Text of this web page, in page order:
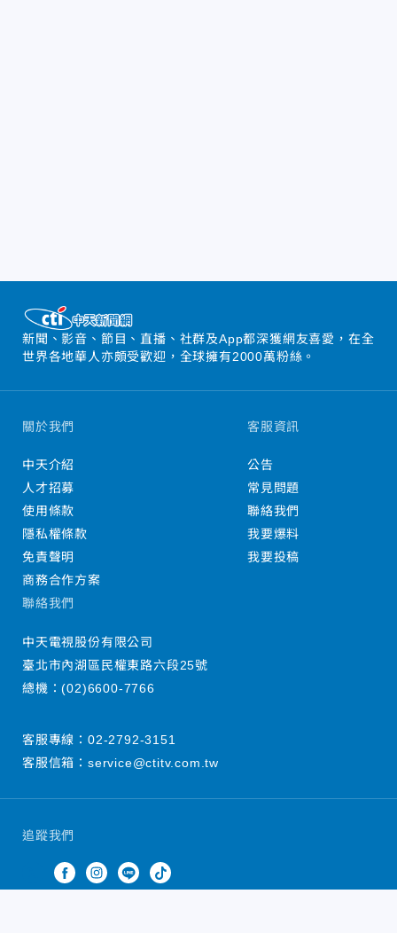
新聞、影音、節目、直播、社群及App都深獲網友喜愛，在全
世界各地華人亦頗受歡迎，全球擁有2000萬粉絲。
追蹤我們
關於我們
中天介紹
人才招募
使用條款
隱私權條款
免責聲明
商務合作方案
客服資訊
公告
常見問題
聯絡我們
我要爆料
我要投稿
聯絡我們
中天電視股份有限公司
臺北市內湖區民權東路六段25號
總機：(02)6600-7766
客服專線： 02-2792-3151
客服信箱： service@ctitv.com.tw